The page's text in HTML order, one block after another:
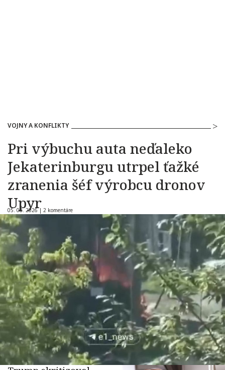
VOJNY A KONFLIKTY
Pri výbuchu auta neďaleko
Jekaterinburgu utrpel ťažké
zranenia šéf výrobcu dronov
Upyr
05. 08. 2026 | 2 komentáre